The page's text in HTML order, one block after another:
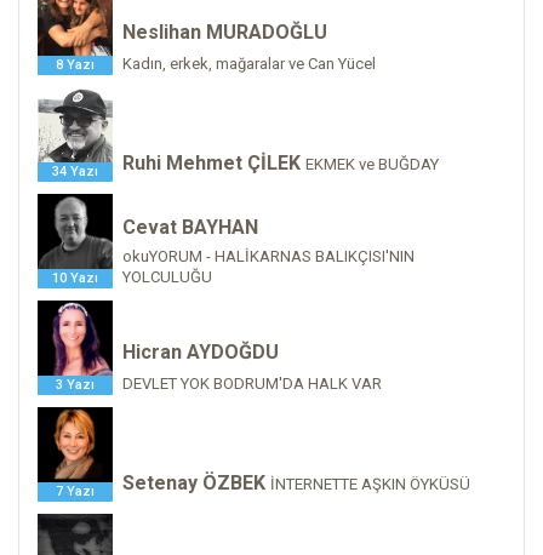
8 Yazı
Neslihan MURADOĞLU
Kadın, erkek, mağaralar ve Can Yücel
34 Yazı Ruhi Mehmet ÇİLEK EKMEK ve BUĞDAY
10 Yazı
Cevat BAYHAN
okuYORUM - HALİKARNAS BALIKÇISI'NIN
YOLCULUĞU
3 Yazı
Hicran AYDOĞDU
DEVLET YOK BODRUM'DA HALK VAR
7 Yazı Setenay ÖZBEK İNTERNETTE AŞKIN ÖYKÜSÜ